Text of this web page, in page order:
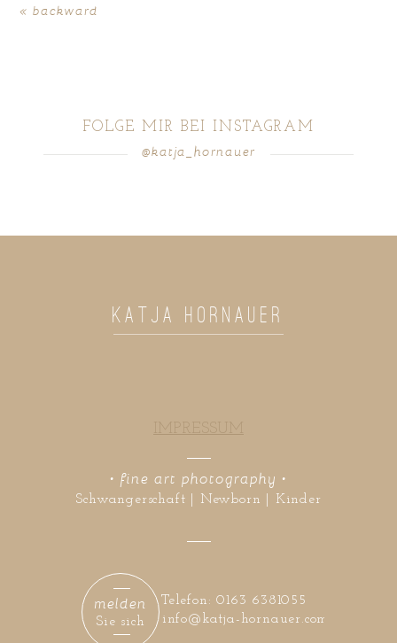
« backward
FOLGE MIR BEI INSTAGRAM
@katja_hornauer
KATJA HORNAUER
IMPRESSUM
Schwangerschaft | Newborn | Kinder
• fine art photography •
info@katja-hornauer.com
Telefon: 0163 6381055
Sie sich
melden